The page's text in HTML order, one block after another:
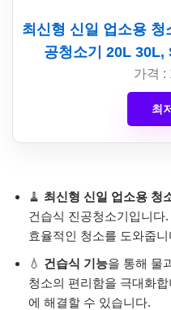
최신형 신일 업소용
공청소기 20L 30L,
가격 :
최
🧹 최신형 신일 업소용 청
건습식 진공청소기입니다
효율적인 청소를 도와줍니
💧 건습식 기능을 통해 물
청소의 편리함을 극대화
에 해결할 수 있습니다.